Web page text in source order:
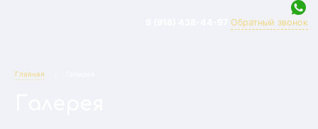
Обратный звонок
Главная